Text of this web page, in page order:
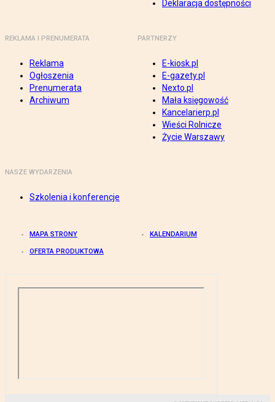
Deklaracja dostępności
REKLAMA I PRENUMERATA
Reklama
Ogłoszenia
Prenumerata
Archiwum
PARTNERZY
E-kiosk.pl
E-gazety.pl
Nexto.pl
Mała księgowość
Kancelarierp.pl
Wieści Rolnicze
Życie Warszawy
NASZE WYDARZENIA
Szkolenia i konferencje
MAPA STRONY KALENDARIUM
OFERTA PRODUKTOWA